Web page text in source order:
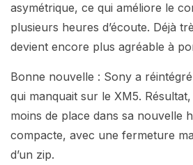
asymétrique, ce qui améliore le
plusieurs heures d’écoute. Déjà
devient encore plus agréable à
Bonne nouvelle : Sony a
qui manquait sur le XM5.
moins de place dans sa nouvelle
compacte, avec une fermeture
d’un zip.